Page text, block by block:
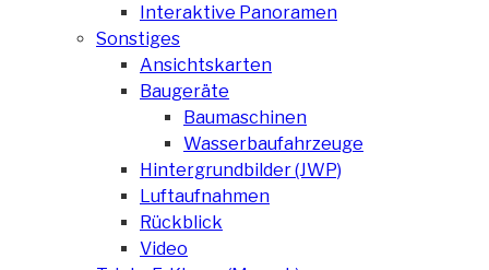
Interaktive Panoramen
Sonstiges
Ansichtskarten
Baugeräte
Baumaschinen
Wasserbaufahrzeuge
Hintergrundbilder (JWP)
Luftaufnahmen
Rückblick
Video